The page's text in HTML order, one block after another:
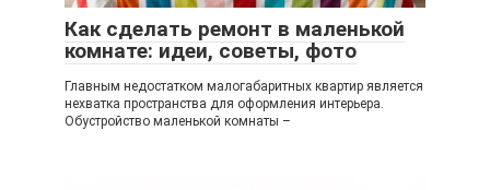
Как сделать ремонт в маленькой
комнате: идеи, советы, фото
Главным недостатком малогабаритных квартир является
нехватка пространства для оформления интерьера.
Обустройство маленькой комнаты –